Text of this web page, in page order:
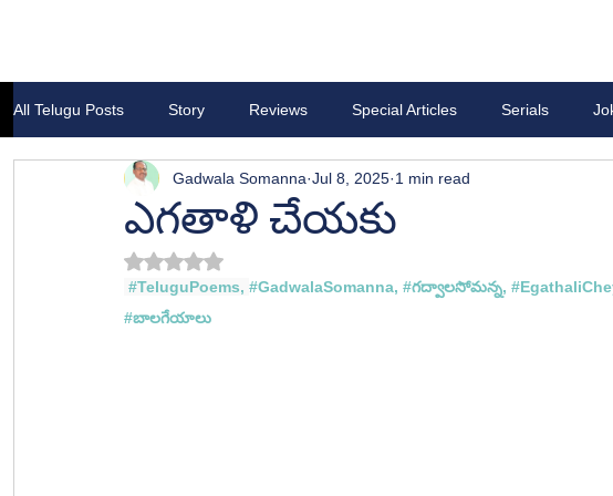
All Telugu Posts Story Reviews Special Articles Serials
ఎగతాళి చేయకు
Gadwala Somanna Jul 8, 2025 1 min read
Rated NaN out of 5 stars.
#TeluguPoems, #GadwalaSomanna, #గద్వాలసోమన్న, #
#బాలగేయాలు